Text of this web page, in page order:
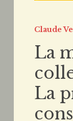
Claude
La
La